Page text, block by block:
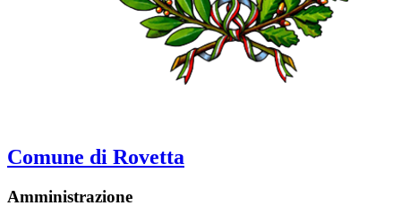
Comune di Rovetta
Amministrazione